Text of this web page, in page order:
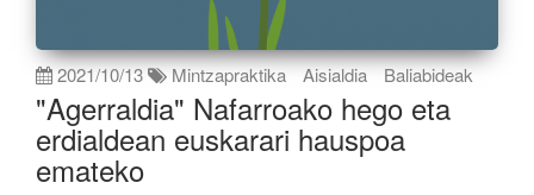
2021/10/13 Mintzapraktika Aisialdia Baliabideak
"Agerraldia" Nafarroako hego eta
erdialdean euskarari hauspoa
emateko